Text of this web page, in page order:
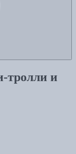
и